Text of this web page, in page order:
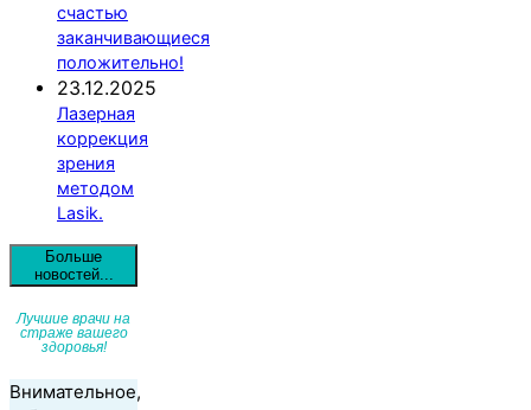
счастью
заканчивающиеся
положительно!
23.12.2025
Лазерная
коррекция
зрения
методом
Lasik.
Больше
новостей...
Лучшие врачи на
страже вашего
здоровья!
Внимательное,